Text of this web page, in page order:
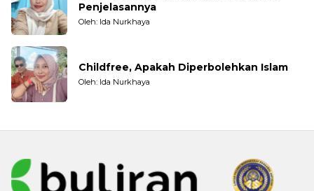
Penjelasannya
Oleh: Ida Nurkhaya
Childfree, Apakah Diperbolehkan Islam
Oleh: Ida Nurkhaya